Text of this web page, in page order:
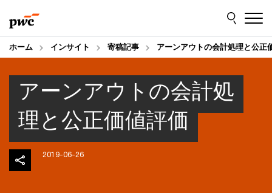
to
content
to
footer
ホーム インサイト 寄稿記事 アーンアウトの会計処理と公正
アーンアウトの会計処
理と公正価値評価
2019-06-26